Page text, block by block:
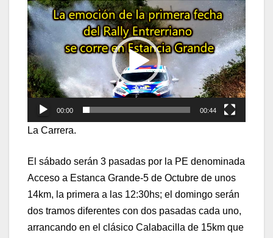
Reproductor
de
vídeo
00:00 00:44
La Carrera.
El sábado serán 3 pasadas por la PE denominada
Acceso a Estanca Grande-5 de Octubre de unos
14km, la primera a las 12:30hs; el domingo serán
dos tramos diferentes con dos pasadas cada uno,
arrancando en el clásico Calabacilla de 15km que